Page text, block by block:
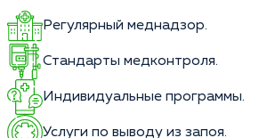
Регулярный меднадзор.
Стандарты медконтроля.
Индивидуальные программы.
Услуги по выводу из запоя.